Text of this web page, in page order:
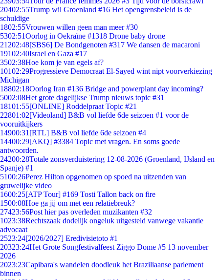
20402:55Trump wil Groenland #16 Het opengrensbeleid is de
schuldige
1802:55Vrouwen willen geen man meer #30
5302:51Oorlog in Oekraïne #1318 Drone baby drone
21202:48[SBS6] De Bondgenoten #317 We dansen de macaroni
19102:40Israel en Gaza #17
3502:38Hoe kom je van egels af?
10102:29Progressieve Democraat El-Sayed wint nipt voorverkiezing
Michigan
18802:18Oorlog Iran #136 Bridge and powerplant day incoming?
5002:08Het grote dagelijkse Trump nieuws topic #31
18101:55[ONLINE] Roddelpraat Topic #21
22801:02[Videoland] B&B vol liefde 6de seizoen #1 voor de
vooruitkijkers
14900:31 [RTL] B&B vol liefde 6de seizoen #4
14400:29[AKQ] #3384 Topic met vragen. En soms goede
antwoorden.
24200:28Totale zonsverduistering 12-08-2026 (Groenland, IJsland en
Spanje) #1
5100:26Perez Hilton opgenomen op spoed na uitzenden van
gruwelijke video
1600:25[ATP Tour] #169 Tosti Tallon back on fire
1500:08Hoe ga jij om met een relatiebreuk?
27423:56Post hier pas overleden muzikanten #32
1023:38Rechtszaak dodelijk ongeluk uitgesteld vanwege vakantie
advocaat
2523:24[2026/2027] Eredivisietoto #1
20323:24Het Grote Songfestivalfeest Ziggo Dome #5 13 november
2026
2023:23Capibara's wandelen doodleuk het Braziliaanse parlement
binnen